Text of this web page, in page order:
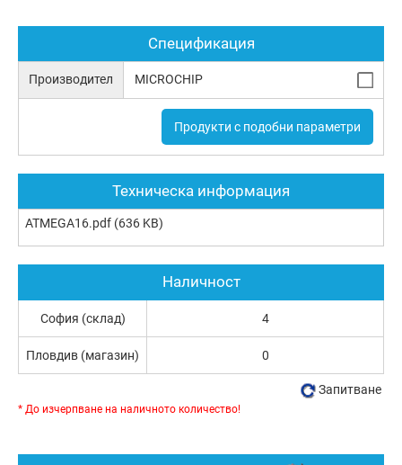
Спецификация
Производител MICROCHIP
Продукти с подобни параметри
Техническа информация
ATMEGA16.pdf (636 KB)
Наличност
София (склад) 4
Пловдив (магазин) 0
Запитване
* До изчерпване на наличното количество!